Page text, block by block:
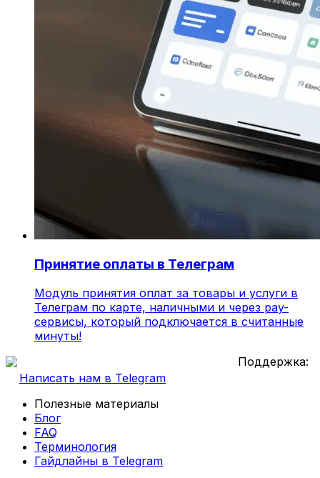
Принятие оплаты в Телеграм
Модуль принятия оплат за товары и услуги в
Телеграм по карте, наличными и через pay-
сервисы, который подключается в считанные
минуты!
Поддержка:
Написать нам в Telegram
Полезные материалы
Блог
FAQ
Терминология
Гайдлайны в Telegram